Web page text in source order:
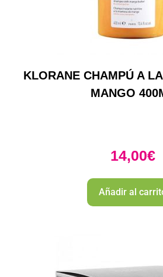
KLORANE CHAMPÚ A
MANGO
14,00€
Añadir al